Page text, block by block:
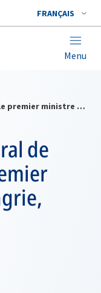
FRANÇAIS
Menu
Le secrétaire général de l’OTAN reçoit le premier ministre de la Hongrie, Péter Magyar
de